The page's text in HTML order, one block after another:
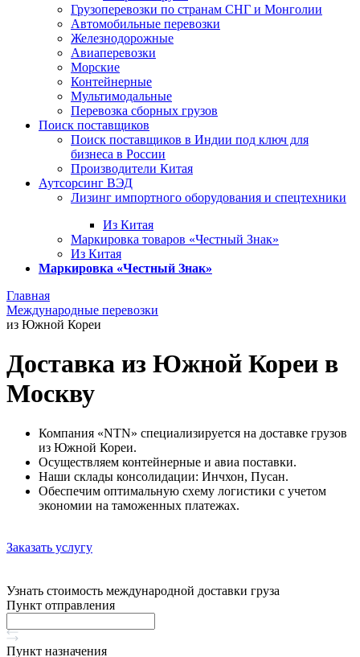
Грузоперевозки по странам СНГ и Монголии
Автомобильные перевозки
Железнодорожные
Авиаперевозки
Морские
Контейнерные
Мультимодальные
Перевозка сборных грузов
Поиск поставщиков
Поиск поставщиков в Индии под ключ для
бизнеса в России
Производители Китая
Аутсорсинг ВЭД
Лизинг импортного оборудования и спецтехники
Из Китая
Маркировка товаров «Честный Знак»
Из Китая
Маркировка «Честный Знак»
Главная
Международные перевозки
из Южной Кореи
Доставка из Южной Кореи в
Москву
Компания «NTN» специализируется на доставке грузов
из Южной Кореи.
Осуществляем контейнерные и авиа поставки.
Наши склады консолидации: Инчхон, Пусан.
Обеспечим оптимальную схему логистики с учетом
экономии на таможенных платежах.
Заказать услугу
Узнать стоимость международной доставки груза
Пункт отправления
Пункт назначения